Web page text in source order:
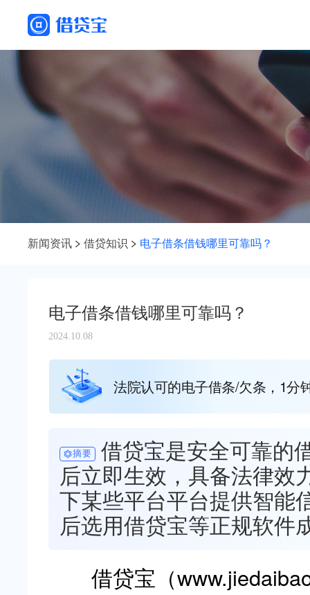
新闻资讯 借贷知识 电子借条借钱哪里可靠吗？
电子借条借钱哪里可靠吗？
2024.10.08
法院认可的电子借条/欠条，1分
摘要
借贷宝是安全可靠的
后立即生效，具备法律效
下某些平台平台提供智能
后选用借贷宝等正规软件
借贷宝（